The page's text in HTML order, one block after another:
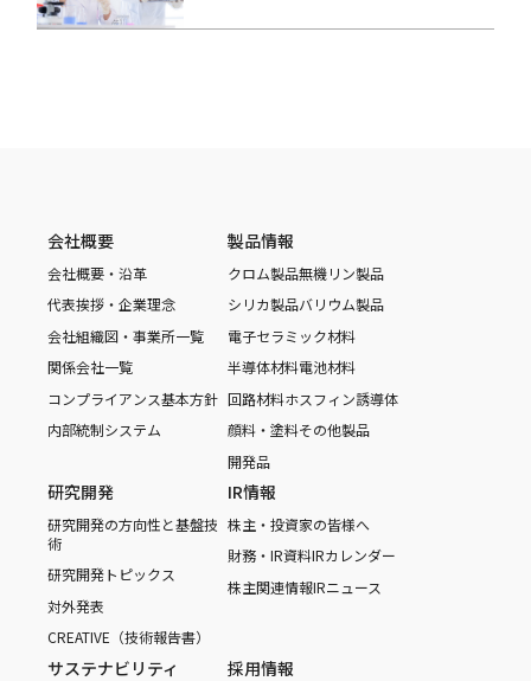
会社概要
会社概要・沿革
代表挨拶・企業理念
会社組織図・事業所一覧
関係会社一覧
コンプライアンス基本方針
内部統制システム
製品情報
クロム製品無機リン製品
シリカ製品バリウム製品
電子セラミック材料
半導体材料電池材料
回路材料ホスフィン誘導体
顔料・塗料その他製品
開発品
研究開発
研究開発の方向性と基盤技
術
研究開発トピックス
対外発表
CREATIVE（技術報告書）
IR情報
株主・投資家の皆様へ
財務・IR資料IRカレンダー
株主関連情報IRニュース
サステナビリティ 採用情報